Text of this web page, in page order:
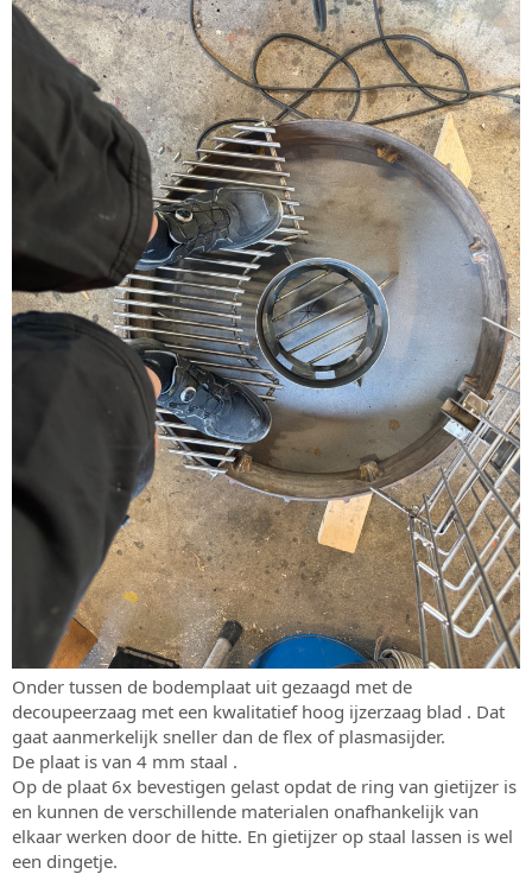
Onder tussen de bodemplaat uit gezaagd met de
decoupeerzaag met een kwalitatief hoog ijzerzaag blad . Dat
gaat aanmerkelijk sneller dan de flex of plasmasijder.
De plaat is van 4 mm staal .
Op de plaat 6x bevestigen gelast opdat de ring van gietijzer is
en kunnen de verschillende materialen onafhankelijk van
elkaar werken door de hitte. En gietijzer op staal lassen is wel
een dingetje.